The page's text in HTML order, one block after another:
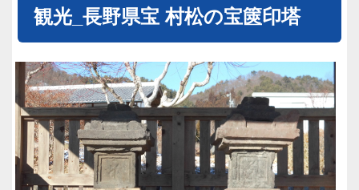
観光_長野県宝 村松の宝篋印塔